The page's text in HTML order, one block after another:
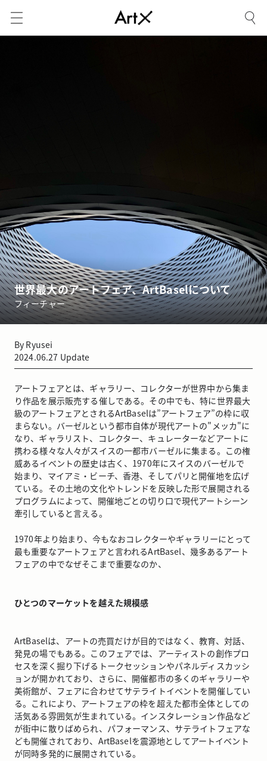
世界最大のアートフェア、ArtBaselについて
フィーチャー
By Ryusei
2024.06.27 Update
アートフェアとは、ギャラリー、コレクターが世界中から集ま
り作品を展示販売する催しである。その中でも、特に世界最大
級のアートフェアとされるArtBaselは”アートフェア”の枠に収
まらない。バーゼルという都市自体が現代アートの"メッカ"に
なり、ギャラリスト、コレクター、キュレーターなどアートに
携わる様々な人々がスイスの一都市バーゼルに集まる。この権
威あるイベントの歴史は古く、1970年にスイスのバーゼルで
始まり、マイアミ・ビーチ、香港、そしてパリと開催地を広げ
ている。その土地の文化やトレンドを反映した形で展開される
プログラムによって、開催地ごとの切り口で現代アートシーン
牽引していると言える。
1970年より始まり、今もなおコレクターやギャラリーにとって
最も重要なアートフェアと言われるArtBasel、幾多あるアート
フェアの中でなぜそこまで重要なのか、
ひとつのマーケットを越えた規模感
ArtBaselは、アートの売買だけが目的ではなく、教育、対話、
発見の場でもある。このフェアでは、アーティストの創作プロ
セスを深く掘り下げるトークセッションやパネルディスカッシ
ョンが開かれており、さらに、開催都市の多くのギャラリーや
美術館が、フェアに合わせてサテライトイベントを開催してい
る。これにより、アートフェアの枠を超えた都市全体としての
活気ある雰囲気が生まれている。インスタレーション作品など
が街中に散りばめられ、パフォーマンス、サテライトフェアな
ども開催されており、ArtBaselを震源地としてアートイベント
が同時多発的に展開されている。